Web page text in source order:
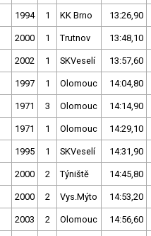
1994 1 KK Brno 13:26,90
2000 1 Trutnov 13:48,10
2002 1 SKVeselí 13:57,60
1997 1 Olomouc 14:04,80
1971 3 Olomouc 14:14,90
1971 1 Olomouc 14:29,10
1995 1 SKVeselí 14:31,90
2000 2 Týniště 14:45,80
2000 2 Vys.Mýto 14:53,20
2003 2 Olomouc 14:56,60